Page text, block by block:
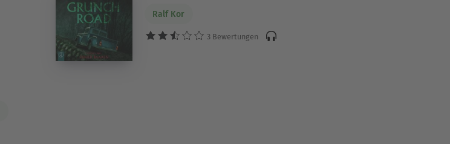
Ralf Kor
3 Bewertungen